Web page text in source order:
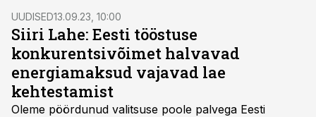
UUDISED13.09.23, 10:00
Siiri Lahe: Eesti tööstuse
konkurentsivõimet halvavad
energiamaksud vajavad lae
kehtestamist
Oleme pöördunud valitsuse poole palvega Eesti